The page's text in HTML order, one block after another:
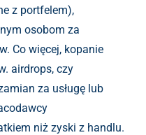
z portfelem),
osobom za
Co więcej, kopanie
airdrops, czy
za usługę lub
niż zyski z handlu.